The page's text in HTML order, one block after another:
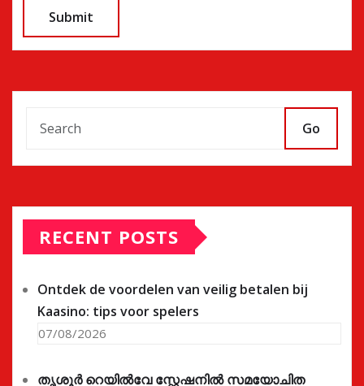
Go
RECENT POSTS
Ontdek de voordelen van veilig betalen bij
Kaasino: tips voor spelers
07/08/2026
തൃശൂർ റെയിൽവേ സ്റ്റേഷനിൽ സമയോചിത